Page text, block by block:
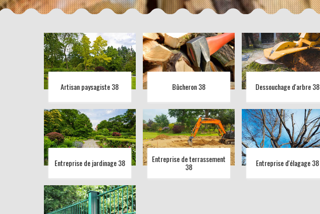
Artisan paysagiste 38 Bûcheron 38 Dessouchage d'arbre 38
Entreprise de jardinage 38 Entreprise de terrassement
38 Entreprise d'élagage 38